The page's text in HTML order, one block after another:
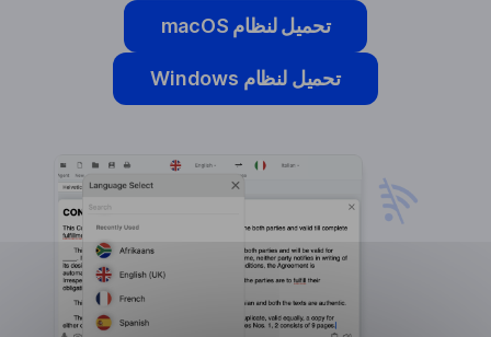
تحميل لنظام macOS
تحميل لنظام Windows